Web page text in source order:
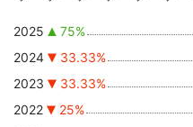
2025 75%
2024
33.33%
2023
33.33%
2022
25%